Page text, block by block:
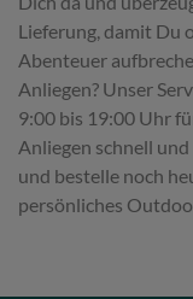
Lieferung, damit Du
Abenteuer
Anliegen? Unser
9:00 bis 19:00 Uhr
Anliegen schnell
und bestelle noch
persönliches